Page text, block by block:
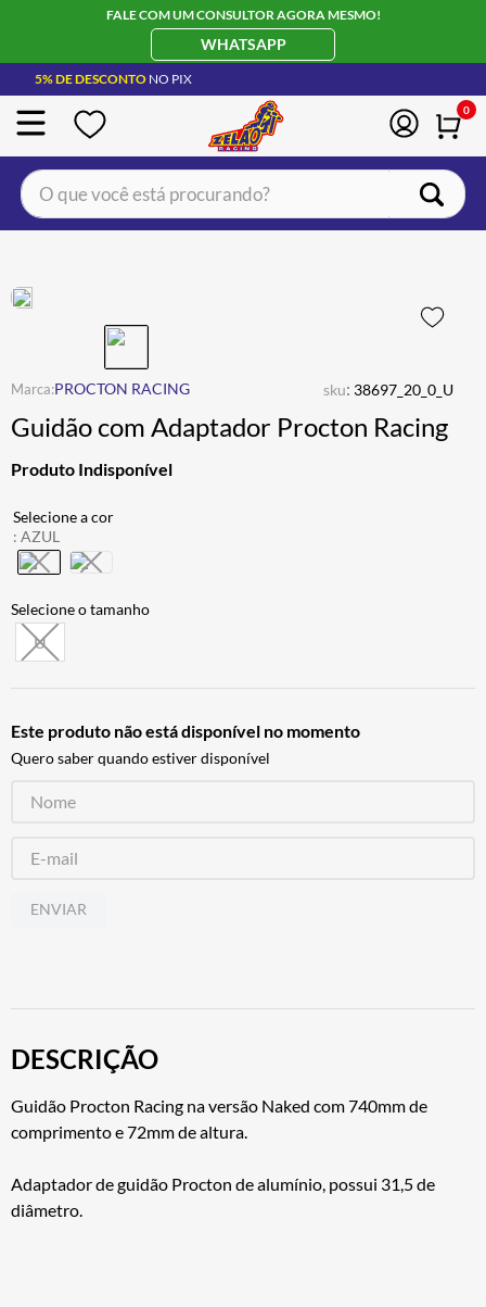
FALE COM UM CONSULTOR AGORA MESMO!
WHATSAPP
5% DE DESCONTO NO PIX
0
O que você está procurando?
PROCTON RACING sku: 38697_20_0_U
Guidão com Adaptador Procton Racing
Produto Indisponível
: AZUL
U
Este produto não está disponível no momento
Quero saber quando estiver disponível
ENVIAR
DESCRIÇÃO
Guidão Procton Racing na versão Naked com 740mm de
comprimento e 72mm de altura.
Adaptador de guidão Procton de alumínio, possui 31,5 de
diâmetro.
JAQUETA
4º ÓCULOS SOLAR
5º LUVA
6º BAU
8º
9º CALÇA
10º BOTAS